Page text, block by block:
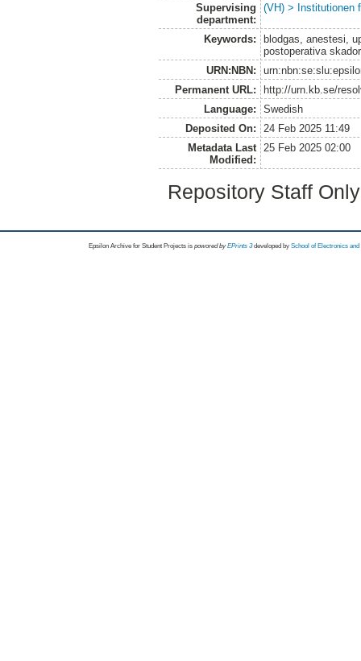
Supervising
department:
(VH) > Institutionen
Keywords:
blodgas, anestesi,
postoperativa skador
URN:NBN:
Permanent URL:
http://urn.kb.se/
Language:
Swedish
Deposited On:
24 Feb 2025 11:49
Metadata Last
Modified:
25 Feb 2025 02:00
Repository Staff
Epsilon Archive for Student Projects is powored byEPrints 3 developed by School of Electronics